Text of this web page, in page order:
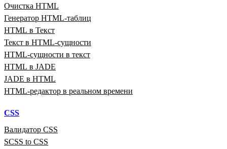
Очистка HTML
Генератор HTML‑таблиц
HTML в Текст
Текст в HTML‑сущности
HTML‑сущности в текст
HTML в JADE
JADE в HTML
HTML‑редактор в реальном времени
CSS
Валидатор CSS
SCSS to CSS